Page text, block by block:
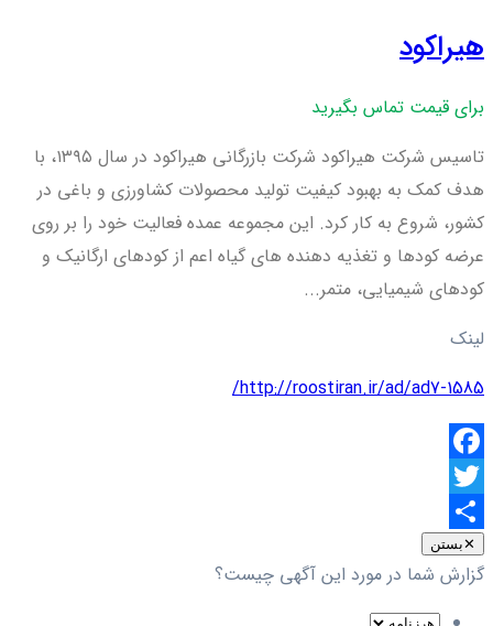
هیراکود
برای قیمت تماس بگیرید
تاسیس شرکت هیراکود شرکت بازرگانی هیراکود در سال ۱۳۹۵، با
هدف کمک به بهبود کیفیت تولید محصولات کشاورزی و باغی در
کشور، شروع به کار کرد. این مجموعه عمده فعالیت خود را بر روی
عرضه کودها و تغذیه دهنده های گیاه اعم از کودهای ارگانیک و
کودهای شیمیایی، متمر...
لینک
http://roostiran.ir/ad/ad7-1585/
Facebook
Twitter
اشتراک
گذاری
✕بستن
گزارش شما در مورد این آگهی چیست؟